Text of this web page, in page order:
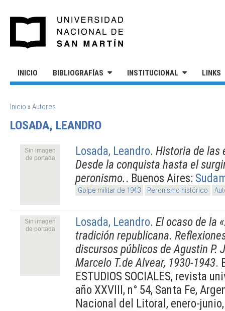
INICIO BIBLIOGRAFÍAS INSTITUCIONAL LINKS
SE ENCUENTRA USTED AQUÍ
Inicio »Autores
LOSADA, LEANDRO
Sin imagen
de portada
Losada, Leandro. Historia de las
Desde la conquista hasta el
peronismo.. Buenos Aires:
Golpe militar de 1943 Peronismo histórico
Sin imagen
de portada
Losada, Leandro. El ocaso de la
tradición republicana.
discursos públicos de Agustin P.
Marcelo T.de Alvear, 1930-1943.
ESTUDIOS SOCIALES, revista
año XXVIII, n° 54, Santa Fe,
Nacional del Litoral, enero-